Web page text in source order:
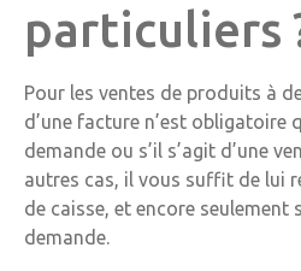
particuliers
Pour les ventes de produits à
d’une facture n’est obligatoire
demande ou s’il s’agit d’une
autres cas, il vous suffit de lui
de caisse, et encore seulement
demande.